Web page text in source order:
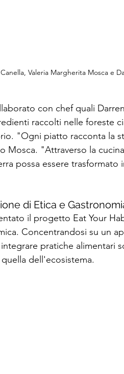
Valeria Margherita Mosca e
con chef quali
raccolti nelle foreste
"Ogni piatto racconta la
Mosca. "Attraverso la
possa essere trasformato
di Etica e
il progetto Eat Your
Concentrandosi su un
pratiche alimentari
dell'ecosistema.